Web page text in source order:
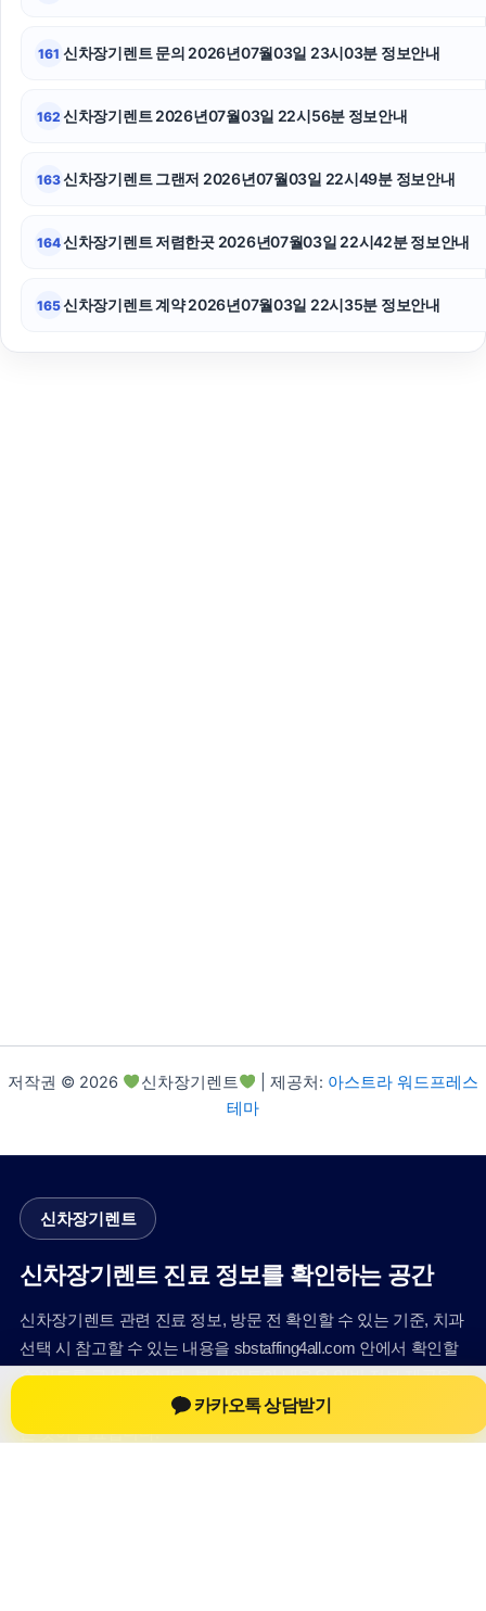
161 신차장기렌트 문의 2026년07월03일 23시03분 정보안내
162 신차장기렌트 2026년07월03일 22시56분 정보안내
163신차장기렌트 그랜저 2026년07월03일 22시49분 정보안내
164신차장기렌트 저렴한곳 2026년07월03일 22시42분 정보안내
165신차장기렌트 계약 2026년07월03일 22시35분 정보안내
저작권 © 2026 신차장기렌트 | 제공처: 아스트라 워드프레스
테마
신차장기렌트
신차장기렌트 진료 정보를 확인하는 공간
신차장기렌트 관련 진료 정보, 방문 전 확인할 수 있는 기준, 치과
선택 시 참고할 수 있는 내용을 sbstaffing4all.com 안에서 확인할
수 있도록 구성했습니다. 본 사이트의 내용은 일반 정보 제공을
위한 자료이며, 실제 진료 판단은 의료기관 상담을 통해 확인하
는 것이 필요합니다.
카카오톡 상담받기